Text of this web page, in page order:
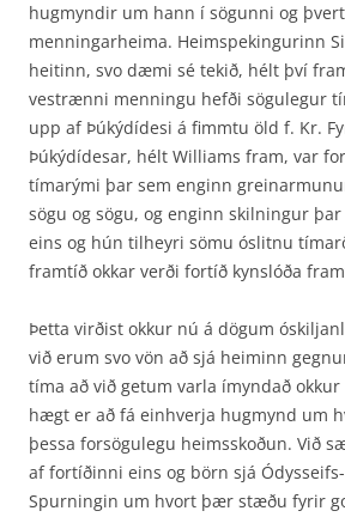
hugmyndir um hann í sögunni og
menningarheima. Heimspekingurinn
heitinn, svo dæmi sé tekið, hélt því
vestrænni menningu hefði sögulegur
upp af Þúkýdídesi á fimmtu öld f. Kr.
Þúkýdídesar, hélt Williams fram, var
tímarými þar sem enginn
sögu og sögu, og enginn skilningur
eins og hún tilheyri sömu óslitnu
framtíð okkar verði fortíð kynslóða
Þetta virðist okkur nú á dögum
við erum svo vön að sjá heiminn
tíma að við getum varla ímyndað
hægt er að fá einhverja hugmynd um
þessa forsögulegu heimsskoðun. Við
af fortíðinni eins og börn sjá
Spurningin um hvort þær stæðu fyrir